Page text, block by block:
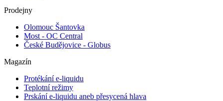
Prodejny
Olomouc Šantovka
Most - OC Central
České Budějovice - Globus
Magazín
Protékání e-liquidu
Teplotní režimy
Prskání e-liquidu aneb přesycená hlava